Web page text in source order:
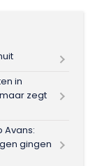
in
zegt
Avans:
gingen